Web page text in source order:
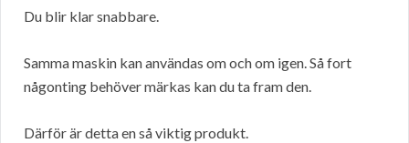
Du blir klar snabbare.
Samma maskin kan användas om och om igen. Så fort
någonting behöver märkas kan du ta fram den.
Därför är detta en så viktig produkt.